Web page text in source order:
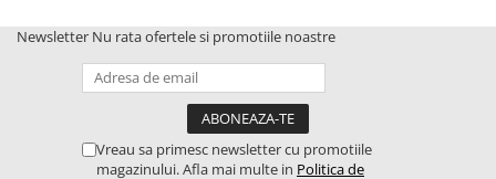
Newsletter Nu rata ofertele si promotiile noastre
Vreau sa primesc newsletter cu promotiile
magazinului. Afla mai multe in Politica de